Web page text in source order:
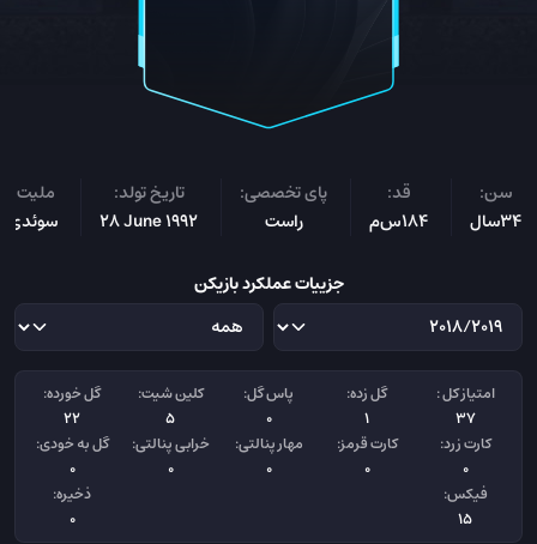
سن:
34سال
قد:
184س‌م
پای تخصصی:
راست
تاریخ تولد:
28 June 1992
ملیت:
سوئدی
جزییات عملکرد بازیکن
امتیاز کل :
37
گل زده:
1
پاس گل:
0
کلین شیت:
5
گل خورده:
22
کارت زرد:
0
کارت قرمز:
0
مهار پنالتی:
0
خرابی پنالتی:
0
گل به خودی:
0
فیکس:
15
ذخیره:
0